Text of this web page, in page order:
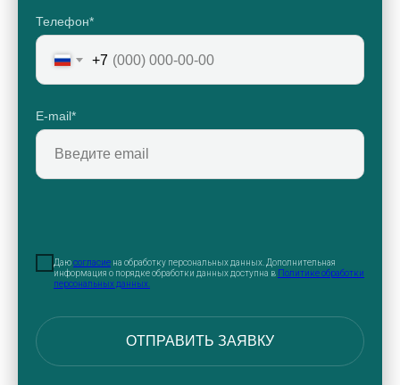
Телефон*
+7
E-mail*
Даюсогласие на обработку персональных данных. Дополнительная
информация о порядке обработки данных доступна в Политике обработки
персональных данных.
ОТПРАВИТЬ ЗАЯВКУ